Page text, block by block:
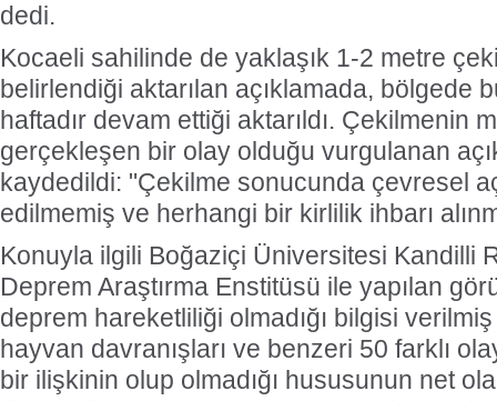
dedi.
Kocaeli sahilinde de yaklaşık 1-2 metre
belirlendiği aktarılan açıklamada, bölgede
haftadır devam ettiği aktarıldı. Çekilmenin
gerçekleşen bir olay olduğu vurgulanan
kaydedildi: "Çekilme sonucunda çevresel
edilmemiş ve herhangi bir kirlilik ihbarı
Konuyla ilgili Boğaziçi Üniversitesi Kandilli
Deprem Araştırma Enstitüsü ile yapılan
deprem hareketliliği olmadığı bilgisi
hayvan davranışları ve benzeri 50 farklı
bir ilişkinin olup olmadığı hususunun net